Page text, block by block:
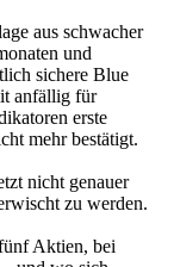
aus schwacher
und
sichere Blue
anfällig für
erste
mehr bestätigt.
nicht genauer
zu werden.
Aktien, bei